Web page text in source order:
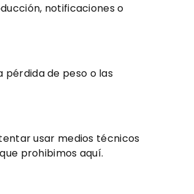
notificaciones o
pérdida de peso o las
usar medios técnicos
prohibimos aquí.